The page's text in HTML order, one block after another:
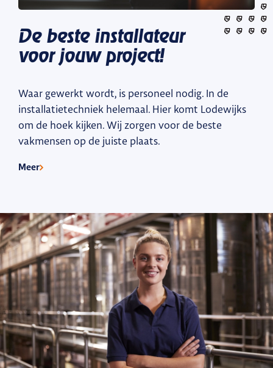
De beste installateur
voor jouw project!
Waar gewerkt wordt, is personeel nodig. In de
installatietechniek helemaal. Hier komt Lodewijks
om de hoek kijken. Wij zorgen voor de beste
vakmensen op de juiste plaats.
Meer